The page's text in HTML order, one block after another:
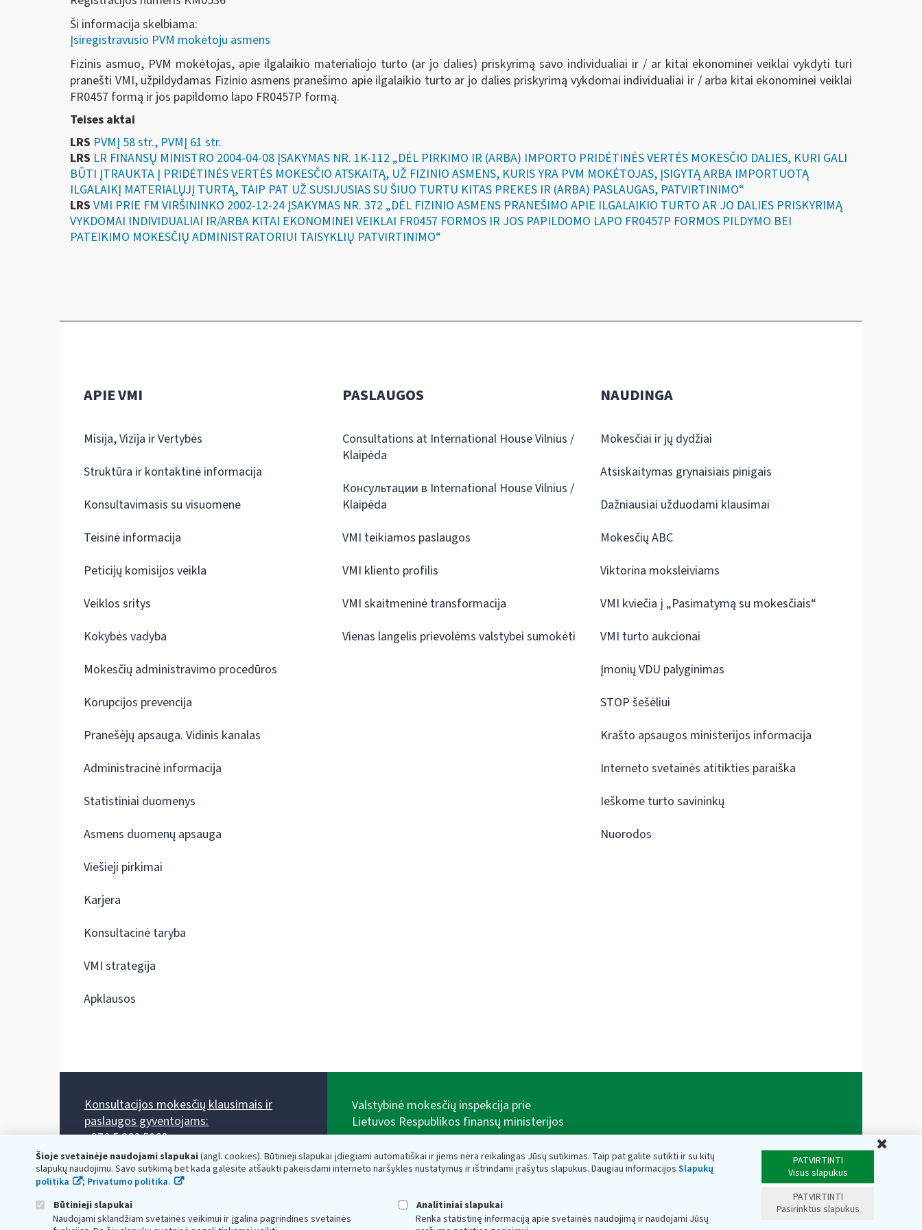
Ši informacija skelbiama:
Įsiregistravusio PVM mokėtoju asmens
Fizinis asmuo, PVM mokėtojas, apie ilgalaikio materialiojo turto (ar jo dalies) priskyrimą savo individualiai ir / ar kitai ekonominei veiklai vykdyti turi
pranešti VMI, užpildydamas Fizinio asmens pranešimo apie ilgalaikio turto ar jo dalies priskyrimą vykdomai individualiai ir / arba kitai ekonominei veiklai
FR0457 formą ir jos papildomo lapo FR0457P formą.
Teises aktai
LRS PVMĮ 58 str., PVMĮ 61 str.
LRS LR FINANSŲ MINISTRO 2004-04-08 ĮSAKYMAS NR. 1K-112 „DĖL PIRKIMO IR (ARBA) IMPORTO PRIDĖTINĖS VERTĖS MOKESČIO DALIES, KURI GALI
BŪTI ĮTRAUKTA Į PRIDĖTINĖS VERTĖS MOKESČIO ATSKAITĄ, UŽ FIZINIO ASMENS, KURIS YRA PVM MOKĖTOJAS, ĮSIGYTĄ ARBA IMPORTUOTĄ
ILGALAIKĮ MATERIALŲJĮ TURTĄ, TAIP PAT UŽ SUSIJUSIAS SU ŠIUO TURTU KITAS PREKES IR (ARBA) PASLAUGAS, PATVIRTINIMO“
LRS VMI PRIE FM VIRŠININKO 2002-12-24 ĮSAKYMAS NR. 372 „DĖL FIZINIO ASMENS PRANEŠIMO APIE ILGALAIKIO TURTO AR JO DALIES PRISKYRIMĄ
VYKDOMAI INDIVIDUALIAI IR/ARBA KITAI EKONOMINEI VEIKLAI FR0457 FORMOS IR JOS PAPILDOMO LAPO FR0457P FORMOS PILDYMO BEI
PATEIKIMO MOKESČIŲ ADMINISTRATORIUI TAISYKLIŲ PATVIRTINIMO“
Šioje svetainėje naudojami slapukai(angl. cookies). Būtinieji slapukai įdiegiami automatiškai ir jiems nėra reikalingas Jūsų sutikimas. Taip pat galite sutikti ir su kitų
slapukų naudojimu. Savo sutikimą bet kada galėsite atšaukti pakeisdami interneto naršyklės nustatymus ir ištrindami įrašytus slapukus. Daugiau informacijos Slapukų
politika
; Privatumo politika.
Būtinieji slapukai
Naudojami sklandžiam svetainės veikimui ir įgalina pagrindines svetainės
Analitiniai slapukai
Renka statistinę informaciją apie svetainės naudojimą ir naudojami Jūsų
PATVIRTINTI
Visus slapukus
PATVIRTINTI
Pasirinktus slapukus
APIE VMI
Misija, Vizija ir Vertybės
Struktūra ir kontaktinė informacija
Konsultavimasis su visuomene
Teisinė informacija
Peticijų komisijos veikla
Veiklos sritys
Kokybės vadyba
Mokesčių administravimo procedūros
Korupcijos prevencija
Pranešėjų apsauga. Vidinis kanalas
Administracinė informacija
Statistiniai duomenys
Asmens duomenų apsauga
Viešieji pirkimai
Karjera
Konsultacinė taryba
VMI strategija
Apklausos
PASLAUGOS
Consultations at International House Vilnius /
Klaipėda
Консультации в International House Vilnius /
Klaipėda
VMI teikiamos paslaugos
VMI kliento profilis
VMI skaitmeninė transformacija
Vienas langelis prievolėms valstybei sumokėti
NAUDINGA
Mokesčiai ir jų dydžiai
Atsiskaitymas grynaisiais pinigais
Dažniausiai užduodami klausimai
Mokesčių ABC
Viktorina moksleiviams
VMI kviečia į „Pasimatymą su mokesčiais“
VMI turto aukcionai
Įmonių VDU palyginimas
STOP šešėliui
Krašto apsaugos ministerijos informacija
Interneto svetainės atitikties paraiška
Ieškome turto savininkų
Nuorodos
Konsultacijos mokesčių klausimais ir
paslaugos gyventojams:
+370 5 260 5060
Darbo laikas: I-IV 8.00-17.00, V 8.00-15.45.
Prieššventinę dieną - viena valanda trumpiau.
Kiekvieno mėnesio antrą penktadienį 8.00 val. - 12.00 val.
Valstybinė mokesčių inspekcija prie
Lietuvos Respublikos finansų ministerijos
adresas: Vasario 16-osios g. 14, 01107 Vilnius, Lietuva,
el.paštas:vmi@vmi.lt, E. pristatymo dėžutės adresas
Lietuvos Respublikos finansų ministerijos kaupiami ir
saugomi Juridinių asmenų registre